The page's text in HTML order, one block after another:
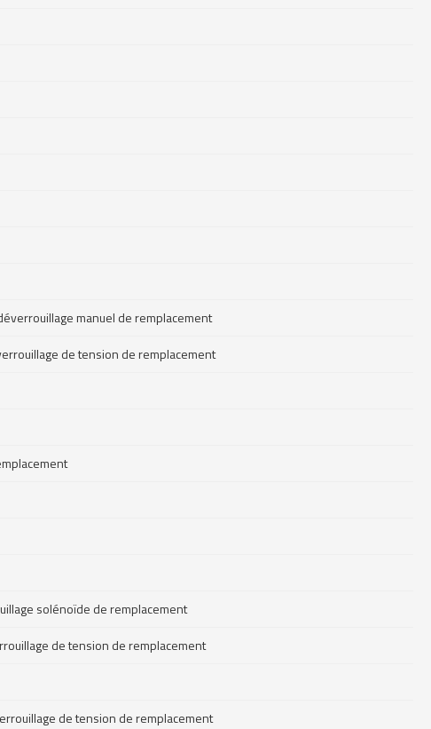
manuel de remplacement
de tension de remplacement
solénoïde de remplacement
de tension de remplacement
de tension de remplacement